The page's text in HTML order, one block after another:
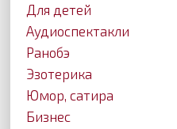
Для детей
Аудиоспектакли
Ранобэ
Эзотерика
Юмор, сатира
Бизнес